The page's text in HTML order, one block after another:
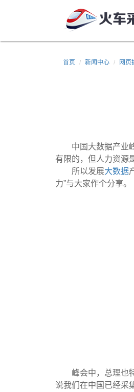
首页 新闻中心 网页
中国大数据产业
有限的，但人力资源
所以发展大数据
力”与大家作个分享。
峰会中，总理也
说我们在中国已经采